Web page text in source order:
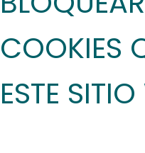
COOKIES
ESTE